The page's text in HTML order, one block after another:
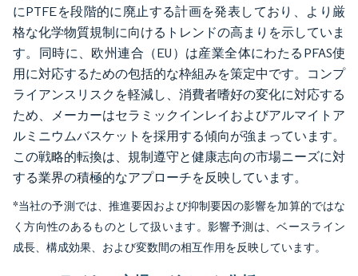
にPTFEを段階的に廃止する計画を発表しており、より厳
格な化学物質規制に向けるトレンドの高まりを示していま
す。同時に、欧州連合（EU）は産業全体にわたるPFAS使
用に対応するための包括的な枠組みを策定中です。コンプ
ライアンスリスクを軽減し、消費者嗜好の変化に対応する
ため、メーカーはセラミックインレイおよびアルマイトア
ルミニウムバスケットを採用する傾向が強まっています。
この戦略的転換は、規制遵守と健康志向の市場ニーズに対
する業界の積極的なアプローチを反映しています。
*当社の予測では、推進要因および抑制要因の影響を加算的ではな
く方向性のあるものとして扱います。影響予測は、ベースライン
成長、構成効果、および変数間の相互作用を反映しています。